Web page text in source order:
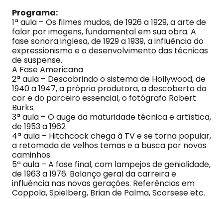
Programa:
1ª aula – Os filmes mudos, de 1926 a 1929, a arte de
falar por imagens, fundamental em sua obra. A
fase sonora inglesa, de 1929 a 1939, a influência do
expressionismo e o desenvolvimento das técnicas
de suspense.
A Fase Americana
2ª aula – Descobrindo o sistema de Hollywood, de
1940 a 1947, a própria produtora, a descoberta da
cor e do parceiro essencial, o fotógrafo Robert
Burks.
3ª aula – O auge da maturidade técnica e artística,
de 1953 a 1962
4ª aula – Hitchcock chega à TV e se torna popular,
a retomada de velhos temas e a busca por novos
caminhos.
5ª aula – A fase final, com lampejos de genialidade,
de 1963 a 1976. Balanço geral da carreira e
influência nas novas gerações. Referências em
Coppola, Spielberg, Brian de Palma, Scorsese etc.